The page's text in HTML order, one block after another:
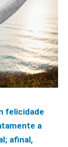
felicidade
a
afinal,